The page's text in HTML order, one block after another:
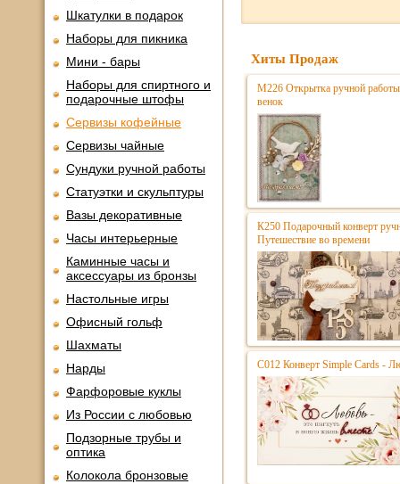
Шкатулки в подарок
Наборы для пикника
Мини - бары
Наборы для спиртного и
подарочные штофы
Сервизы кофейные
Сервизы чайные
Сундуки ручной работы
Статуэтки и скульптуры
Вазы декоративные
Часы интерьерные
Каминные часы и
аксессуары из бронзы
Настольные игры
Офисный гольф
Шахматы
Нарды
Фарфоровые куклы
Из России с любовью
Подзорные трубы и
оптика
Колокола бронзовые
Хиты Продаж
М226 Открытка ручной
венок
К250 Подарочный конверт
Путешествие во времени
С012 Конверт Simple Cards -